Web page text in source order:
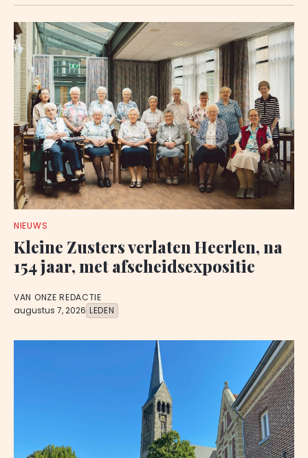
NIEUWS
Kleine Zusters verlaten Heerlen, na
154 jaar, met afscheidsexpositie
VAN ONZE REDACTIE
augustus 7, 2026 LEDEN